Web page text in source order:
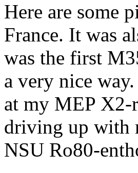
Here are some
France. It was
was the first
a very nice
at my MEP X2-
driving up with
NSU Ro80-